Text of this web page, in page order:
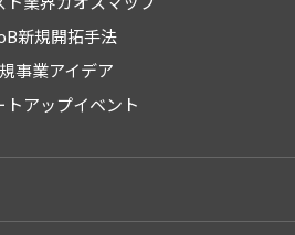
新規開拓手法
事業アイデア
トアップイベント